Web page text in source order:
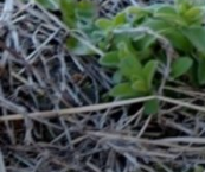
コ
ン
テ
ン
ツ
へ